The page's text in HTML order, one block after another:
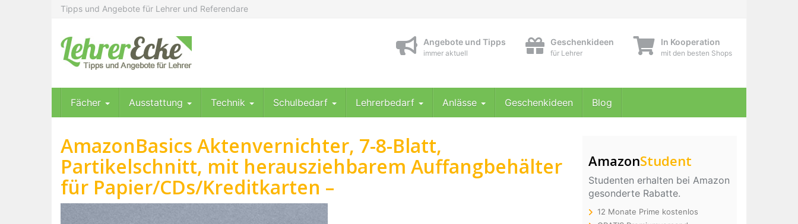
Tipps und Angebote für Lehrer und Referendare
Angebote und Tipps
immer aktuell
Geschenkideen
für Lehrer
In Kooperation
mit den besten Shops
Fächer Ausstattung Technik Schulbedarf Lehrerbedarf Anlässe Geschenkideen Blog
AmazonBasics Aktenvernichter, 7-8-Blatt,
Partikelschnitt, mit herausziehbarem Auffangbehälter
für Papier/CDs/Kreditkarten –
AmazonStudent
Studenten erhalten bei Amazon
gesonderte Rabatte.
12 Monate Prime kostenlos